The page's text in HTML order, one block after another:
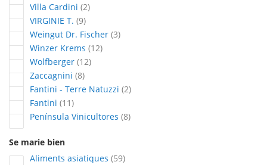
Villa Cardini 2articles
VIRGINIE T. 9articles
Weingut Dr. Fischer 3articles
Winzer Krems 12articles
Wolfberger 12articles
Zaccagnini 8articles
Fantini - Terre Natuzzi 2articles
Fantini 11articles
Península Vinicultores 8articles
Se marie bien
Aliments asiatiques 59articles